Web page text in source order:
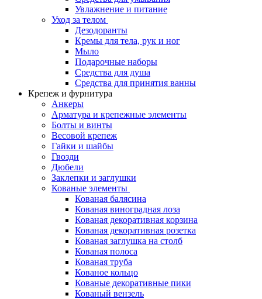
Увлажнение и питание
Уход за телом
Дезодоранты
Кремы для тела, рук и ног
Мыло
Подарочные наборы
Средства для душа
Средства для принятия ванны
Крепеж и фурнитура
Анкеры
Арматура и крепежные элементы
Болты и винты
Весовой крепеж
Гайки и шайбы
Гвозди
Дюбели
Заклепки и заглушки
Кованые элементы
Кованая балясина
Кованая виноградная лоза
Кованая декоративная корзина
Кованая декоративная розетка
Кованая заглушка на столб
Кованая полоса
Кованая труба
Кованое кольцо
Кованые декоративные пики
Кованый вензель